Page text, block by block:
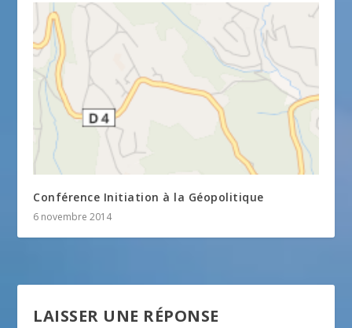
Conférence Initiation à la Géopolitique
6 novembre 2014
LAISSER UNE RÉPONSE